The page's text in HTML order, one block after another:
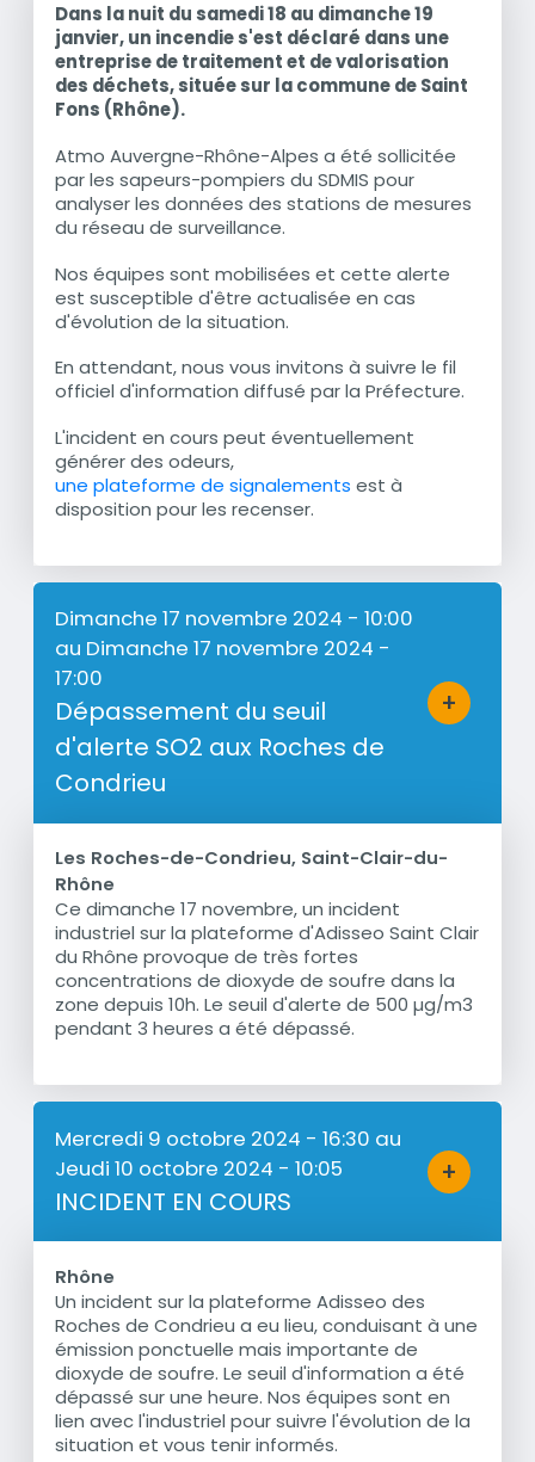
Résumé
Dans la nuit du samedi 18 au dimanche 19
janvier, un incendie s'est déclaré dans une
entreprise de traitement et de valorisation
des déchets, située sur la commune de Saint
Fons (Rhône).
Atmo Auvergne-Rhône-Alpes a été sollicitée
par les sapeurs-pompiers du SDMIS pour
analyser les données des stations de mesures
du réseau de surveillance.
Nos équipes sont mobilisées et cette alerte
est susceptible d'être actualisée en cas
d'évolution de la situation.
En attendant, nous vous invitons à suivre le fil
officiel d'information diffusé par la Préfecture.
L'incident en cours peut éventuellement
générer des odeurs,
une plateforme de signalements est à
disposition pour les recenser.
Dimanche 17 novembre 2024 - 10:00
au Dimanche 17 novembre 2024 -
17:00
Dépassement du seuil
d'alerte SO2 aux Roches de
Condrieu
+
Bouton
Les Roches-de-Condrieu, Saint-Clair-du-
Rhône
Résumé
Ce dimanche 17 novembre, un incident
industriel sur la plateforme d'Adisseo Saint Clair
du Rhône provoque de très fortes
concentrations de dioxyde de soufre dans la
zone depuis 10h. Le seuil d'alerte de 500 µg/m3
pendant 3 heures a été dépassé.
Mercredi 9 octobre 2024 - 16:30 au
Jeudi 10 octobre 2024 - 10:05
INCIDENT EN COURS
+
Bouton
Rhône
Résumé
Un incident sur la plateforme Adisseo des
Roches de Condrieu a eu lieu, conduisant à une
émission ponctuelle mais importante de
dioxyde de soufre. Le seuil d'information a été
dépassé sur une heure. Nos équipes sont en
lien avec l'industriel pour suivre l'évolution de la
situation et vous tenir informés.